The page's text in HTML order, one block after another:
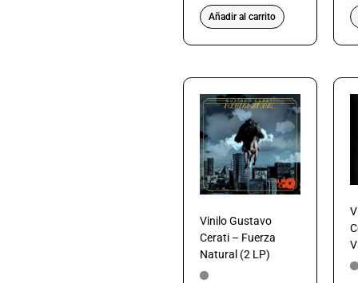
Añadir al carrito
Vinilo Gustavo
Cerati – Fuerza
Natural (2 LP)